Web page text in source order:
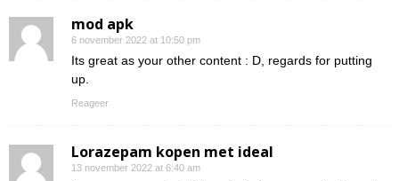
mod apk
6 november 2022 at 10:50 pm
Its great as your other content : D, regards for putting
up.
Reageer
Lorazepam kopen met ideal
13 november 2022 at 6:40 am